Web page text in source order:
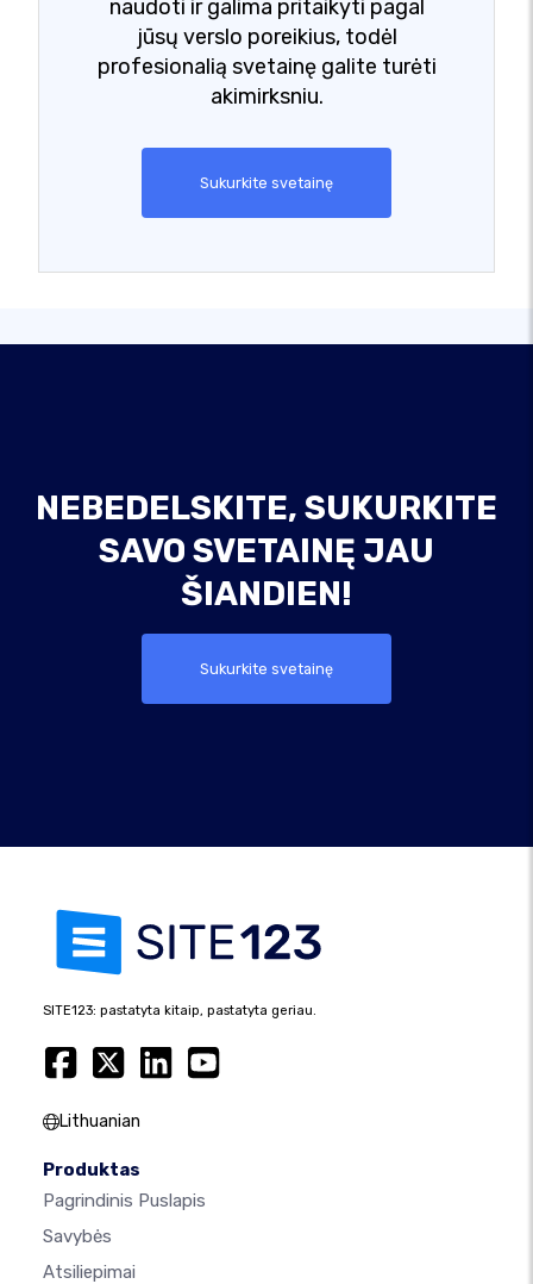
naudoti ir galima pritaikyti pagal
jūsų verslo poreikius, todėl
profesionalią svetainę galite turėti
akimirksniu.
Sukurkite svetainę
NEBEDELSKITE, SUKURKITE
SAVO SVETAINĘ JAU
ŠIANDIEN!
Sukurkite svetainę
SITE123: pastatyta kitaip, pastatyta geriau.
Lithuanian
Produktas
Pagrindinis Puslapis
Savybės
Atsiliepimai